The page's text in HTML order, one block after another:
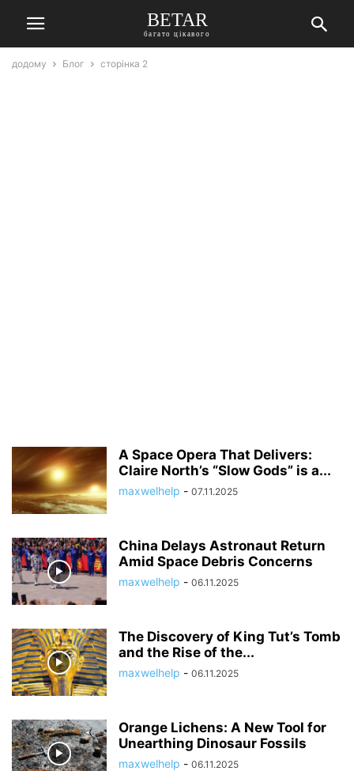
BETAR
багато цікавого
додому Блог сторінка 2
A Space Opera That Delivers:
Claire North’s “Slow Gods” is a...
maxwelhelp - 07.11.2025
China Delays Astronaut Return
Amid Space Debris Concerns
maxwelhelp - 06.11.2025
The Discovery of King Tut’s Tomb
and the Rise of the...
maxwelhelp - 06.11.2025
Orange Lichens: A New Tool for
Unearthing Dinosaur Fossils
maxwelhelp - 06.11.2025